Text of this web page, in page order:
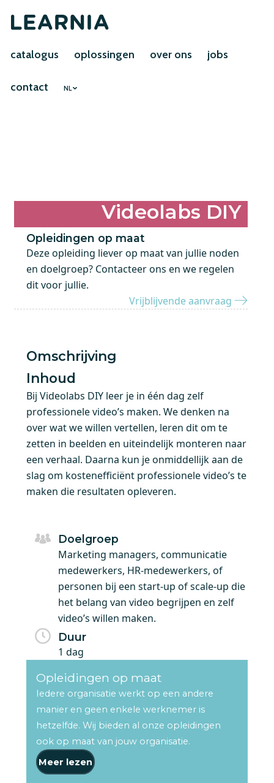
catalogus oplossingen over ons jobs
contact NL
Videolabs DIY
Opleidingen op maat
Deze opleiding liever op maat van jullie noden
en doelgroep? Contacteer ons en we regelen
dit voor jullie.
Vrijblijvende aanvraag
Omschrijving
Inhoud
Bij Videolabs DIY leer je in één dag zelf
professionele video’s maken. We denken na
over wat we willen vertellen, leren dit om te
zetten in beelden en uiteindelijk monteren naar
een verhaal. Daarna kun je onmiddellijk aan de
slag om kostenefficiënt professionele video’s te
maken die resultaten opleveren.
Doelgroep
Marketing managers, communicatie
medewerkers, HR-medewerkers, of
personen bij een start-up of scale-up die
het belang van video begrijpen en zelf
video’s willen maken.
Duur
1 dag
Opleidingen op maat
Iedere organisatie werkt op een andere
manier en geen enkele werknemer is
hetzelfde. Wij bieden al onze opleidingen
ook op maat van jouw organisatie.
Meer lezen